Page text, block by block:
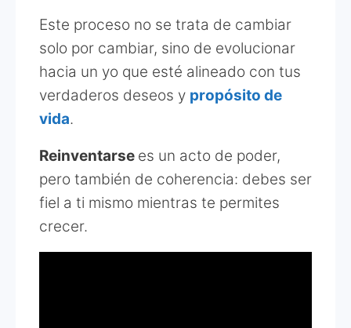
Este proceso no se trata de cambiar
solo por cambiar, sino de evolucionar
hacia un yo que esté alineado con tus
verdaderos deseos y propósito de
vida.
Reinventarse es un acto de poder,
pero también de coherencia: debes ser
fiel a ti mismo mientras te permites
crecer.